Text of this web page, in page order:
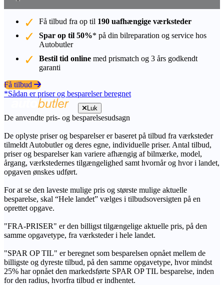
Få tilbud fra op til 190 uafhængige værksteder
Spar op til 50%* på din bilreparation og service hos
Autobutler
Bestil tid online med prismatch og 3 års godkendt
garanti
Få tilbud
*Sådan er priser og besparelser beregnet
Luk
De anvendte pris- og besparelsesudsagn
De oplyste priser og besparelser er baseret på tilbud fra værksteder
tilmeldt Autobutler og deres egne, individuelle priser. Antal tilbud,
priser og besparelser kan variere afhængig af bilmærke, model,
årgang, værkstedernes tilgængelighed samt hvornår og hvor i landet,
opgaven ønskes udført.
For at se den laveste mulige pris og største mulige aktuelle
besparelse, skal “Hele landet” vælges i tilbudsoversigten på en
oprettet opgave.
"FRA-PRISER" er den billigst tilgængelige aktuelle pris, på den
samme opgavetype, fra værksteder i hele landet.
"SPAR OP TIL" er beregnet som besparelsen opnået mellem de
billigste og dyreste tilbud, på den samme opgavetype, hvor mindst
25% har opnået den markedsførte SPAR OP TIL besparelse, inden
for den radius, hvorfra tilbud er indhentet.